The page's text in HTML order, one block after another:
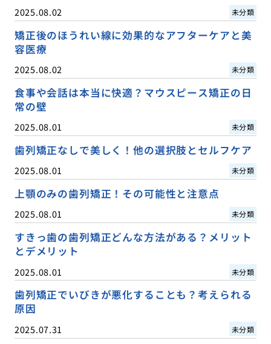
2025.08.02 未分類
矯正後のほうれい線に効果的なアフターケアと美
容医療
2025.08.02 未分類
食事や会話は本当に快適？マウスピース矯正の日
常の壁
2025.08.01 未分類
歯列矯正なしで美しく！他の選択肢とセルフケア
2025.08.01 未分類
上顎のみの歯列矯正！その可能性と注意点
2025.08.01 未分類
すきっ歯の歯列矯正どんな方法がある？メリット
とデメリット
2025.08.01 未分類
歯列矯正でいびきが悪化することも？考えられる
原因
2025.07.31 未分類